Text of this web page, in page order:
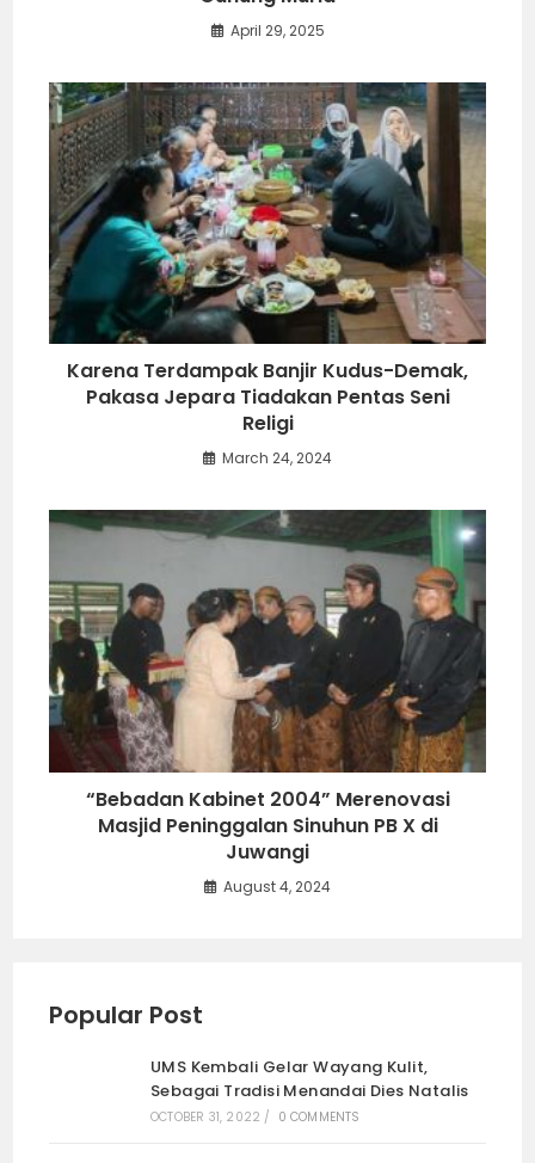
April 29, 2025
Karena Terdampak Banjir Kudus-Demak,
Pakasa Jepara Tiadakan Pentas Seni
Religi
March 24, 2024
“Bebadan Kabinet 2004” Merenovasi
Masjid Peninggalan Sinuhun PB X di
Juwangi
August 4, 2024
Popular Post
UMS Kembali Gelar Wayang Kulit,
Sebagai Tradisi Menandai Dies Natalis
OCTOBER 31, 2022 / 0 COMMENTS